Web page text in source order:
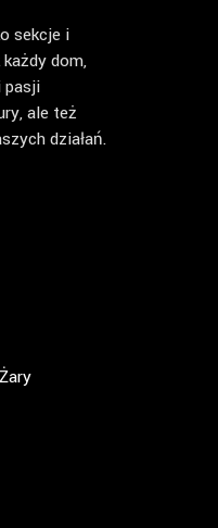
sekcje i
dom,
pasji
ale też
działań.